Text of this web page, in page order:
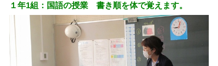
１年1組：国語の授業 書き順を体で覚えます。